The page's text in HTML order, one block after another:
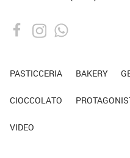
PASTICCERIA BAKERY
CIOCCOLATO
VIDEO